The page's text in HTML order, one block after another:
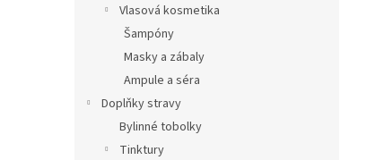
Vlasová kosmetika
Šampóny
Masky a zábaly
Ampule a séra
Doplňky stravy
Bylinné tobolky
Tinktury